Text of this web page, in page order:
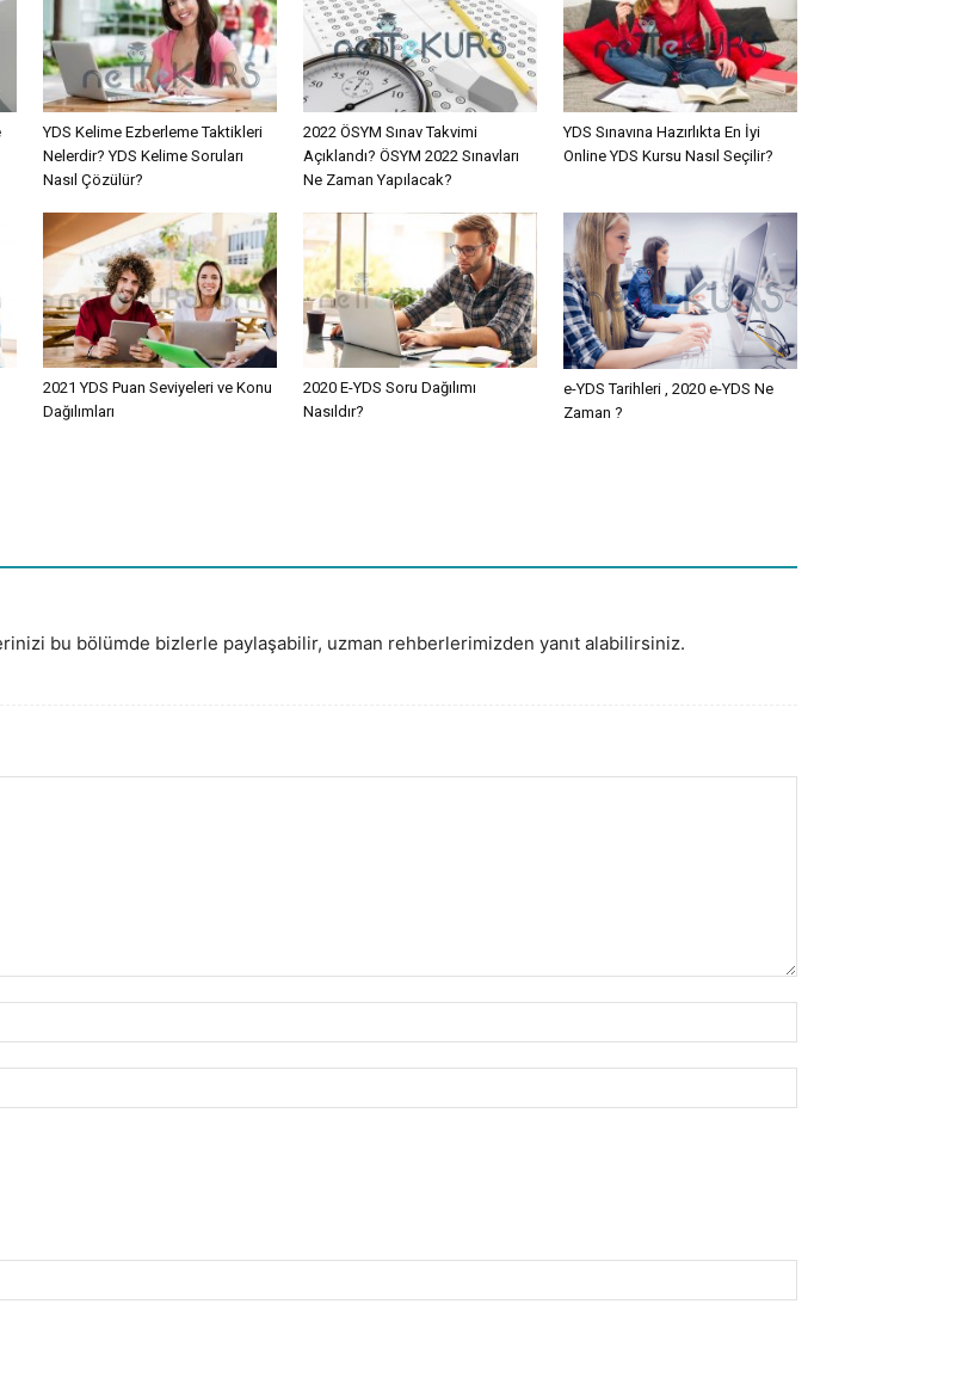
YDS Kelime Ezberleme Taktikleri
Nelerdir? YDS Kelime Soruları
Nasıl Çözülür?
2022 ÖSYM Sınav Takvimi
Açıklandı? ÖSYM 2022 Sınavları
Ne Zaman Yapılacak?
YDS Sınavına Hazırlıkta En İyi
Online YDS Kursu Nasıl Seçilir?
2021 YDS Puan Seviyeleri ve Konu
Dağılımları
2020 E-YDS Soru Dağılımı
Nasıldır?
e-YDS Tarihleri , 2020 e-YDS Ne
Zaman ?
bu bölümde bizlerle paylaşabilir, uzman rehberlerimizden yanıt alabilirsiniz.